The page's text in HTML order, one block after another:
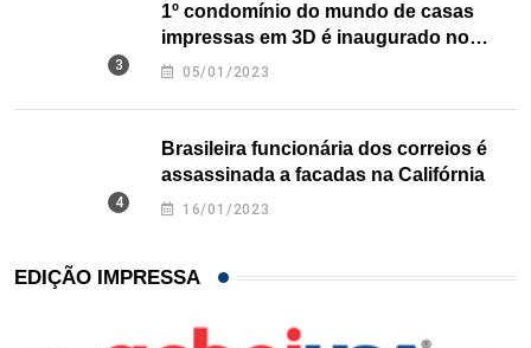
1º condomínio do mundo de casas
impressas em 3D é inaugurado no
Texas
05/01/2023
Brasileira funcionária dos correios é
assassinada a facadas na Califórnia
16/01/2023
EDIÇÃO IMPRESSA